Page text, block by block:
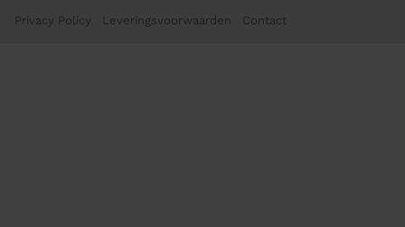
Privacy Policy Leveringsvoorwaarden Contact